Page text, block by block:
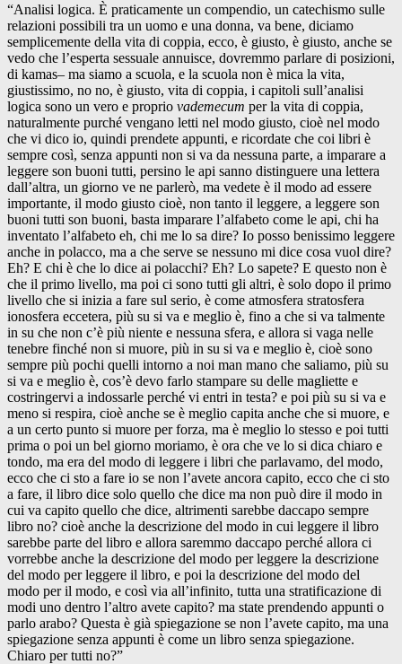
“Analisi logica. È praticamente un compendio, un catechismo sulle
relazioni possibili tra un uomo e una donna, va bene, diciamo
semplicemente della vita di coppia, ecco, è giusto, è giusto, anche se
vedo che l’esperta sessuale annuisce, dovremmo parlare di posizioni,
di kamas– ma siamo a scuola, e la scuola non è mica la vita,
giustissimo, no no, è giusto, vita di coppia, i capitoli sull’analisi
logica sono un vero e proprio vademecum per la vita di coppia,
naturalmente purché vengano letti nel modo giusto, cioè nel modo
che vi dico io, quindi prendete appunti, e ricordate che coi libri è
sempre così, senza appunti non si va da nessuna parte, a imparare a
leggere son buoni tutti, persino le api sanno distinguere una lettera
dall’altra, un giorno ve ne parlerò, ma vedete è il modo ad essere
importante, il modo giusto cioè, non tanto il leggere, a leggere son
buoni tutti son buoni, basta imparare l’alfabeto come le api, chi ha
inventato l’alfabeto eh, chi me lo sa dire? Io posso benissimo leggere
anche in polacco, ma a che serve se nessuno mi dice cosa vuol dire?
Eh? E chi è che lo dice ai polacchi? Eh? Lo sapete? E questo non è
che il primo livello, ma poi ci sono tutti gli altri, è solo dopo il primo
livello che si inizia a fare sul serio, è come atmosfera stratosfera
ionosfera eccetera, più su si va e meglio è, fino a che si va talmente
in su che non c’è più niente e nessuna sfera, e allora si vaga nelle
tenebre finché non si muore, più in su si va e meglio è, cioè sono
sempre più pochi quelli intorno a noi man mano che saliamo, più su
si va e meglio è, cos’è devo farlo stampare su delle magliette e
costringervi a indossarle perché vi entri in testa? e poi più su si va e
meno si respira, cioè anche se è meglio capita anche che si muore, e
a un certo punto si muore per forza, ma è meglio lo stesso e poi tutti
prima o poi un bel giorno moriamo, è ora che ve lo si dica chiaro e
tondo, ma era del modo di leggere i libri che parlavamo, del modo,
ecco che ci sto a fare io se non l’avete ancora capito, ecco che ci sto
a fare, il libro dice solo quello che dice ma non può dire il modo in
cui va capito quello che dice, altrimenti sarebbe daccapo sempre
libro no? cioè anche la descrizione del modo in cui leggere il libro
sarebbe parte del libro e allora saremmo daccapo perché allora ci
vorrebbe anche la descrizione del modo per leggere la descrizione
del modo per leggere il libro, e poi la descrizione del modo del
modo per il modo, e così via all’infinito, tutta una stratificazione di
modi uno dentro l’altro avete capito? ma state prendendo appunti o
parlo arabo? Questa è già spiegazione se non l’avete capito, ma una
spiegazione senza appunti è come un libro senza spiegazione.
Chiaro per tutti no?”